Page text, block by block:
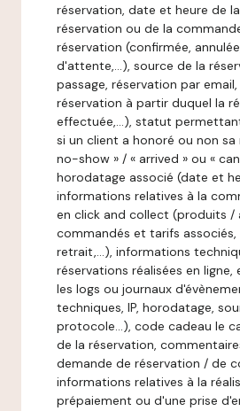
réservation, date et heure de
réservation ou de la
réservation (confirmée,
d'attente,…), source de la
passage, réservation par
réservation à partir duquel la
effectuée,…), statut
si un client a honoré ou non sa
no-show » / « arrived » ou «
horodatage associé (date et
informations relatives à la
en click and collect (produits /
commandés et tarifs
retrait,…), informations
réservations réalisées en
les logs ou journaux
techniques, IP, horodatage,
protocole…), code cadeau le
de la réservation,
demande de réservation / de
informations relatives à la
prépaiement ou d'une prise